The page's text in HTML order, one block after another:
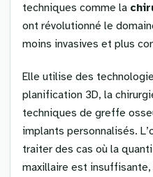
techniques comme la
ont révolutionné le
moins invasives et plus
Elle utilise des
planification 3D, la
techniques de greffe
implants personnalisés.
traiter des cas où la
maxillaire est